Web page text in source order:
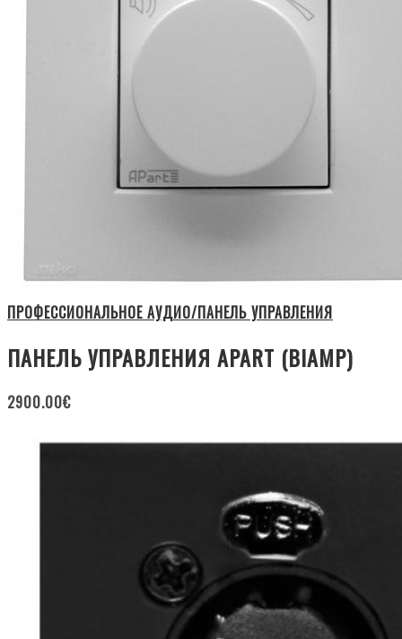
ПРОФЕССИОНАЛЬНОЕ АУДИО/ПАНЕЛЬ УПРАВЛЕНИЯ
ПАНЕЛЬ УПРАВЛЕНИЯ APART (BIAMP)
2900.00€